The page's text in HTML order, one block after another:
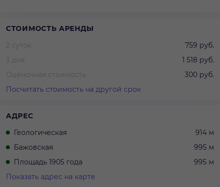
СТОИМОСТЬ АРЕНДЫ
2 суток
759 руб.
3 дня
1 518 руб.
Оценочная стоимость
300 руб.
Посчитать стоимость на другой срок
АДРЕС
Геологическая
914 м
Бажовская
995 м
Площадь 1905 года
995 м
Показать адрес на карте